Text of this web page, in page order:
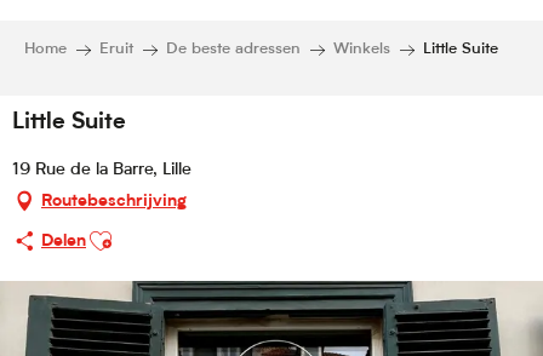
Home Eruit De beste adressen Winkels Little Suite
Little Suite
19 Rue de la Barre, Lille
Routebeschrijving
Delen
Ajouter aux favoris